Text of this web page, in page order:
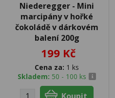
Niederegger - Mini
marcipány v hořké
čokoládě v dárkovém
balení 200g
199 Kč
Cena za: 1 ks
Skladem: 50 - 100 ks